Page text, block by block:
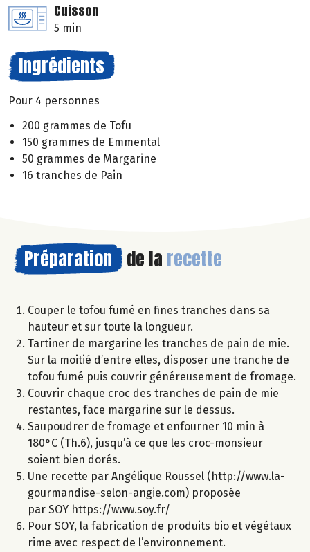
Cuisson
5 min
Ingrédients
Pour 4 personnes
200 grammes de Tofu
150 grammes de Emmental
50 grammes de Margarine
16 tranches de Pain
Préparation de la recette
Couper le tofou fumé en fines tranches dans sa
hauteur et sur toute la longueur.
Tartiner de margarine les tranches de pain de mie.
Sur la moitié d’entre elles, disposer une tranche de
tofou fumé puis couvrir généreusement de fromage.
Couvrir chaque croc des tranches de pain de mie
restantes, face margarine sur le dessus.
Saupoudrer de fromage et enfourner 10 min à
180°C (Th.6), jusqu’à ce que les croc-monsieur
soient bien dorés.
Une recette par Angélique Roussel (http://www.la-
gourmandise-selon-angie.com) proposée
par SOY https://www.soy.fr/
Pour SOY, la fabrication de produits bio et végétaux
rime avec respect de l’environnement.